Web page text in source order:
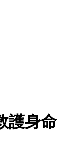
護身命